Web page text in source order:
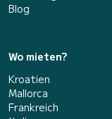
Blog
Wo mieten?
Kroatien
Mallorca
Frankreich